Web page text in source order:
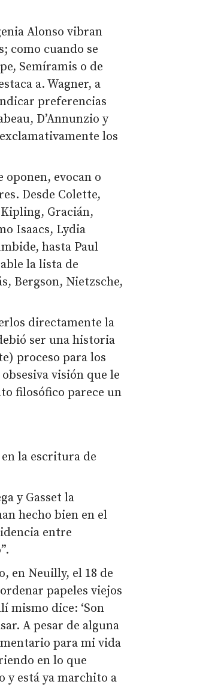
Alonso vibran
como cuando se
Semíramis o de
a. Wagner, a
preferencias
D’Annunzio y
los
oponen, evocan o
Desde Colette,
Gracián,
Isaacs, Lydia
hasta Paul
la lista de
Bergson, Nietzsche,
directamente la
ser una historia
proceso para los
visión que le
filosófico parece un
la escritura de
y Gasset la
hecho bien en el
entre
en Neuilly, el 18 de
papeles viejos
mismo dice: ‘Son
A pesar de alguna
para mi vida
en lo que
y está ya marchito a